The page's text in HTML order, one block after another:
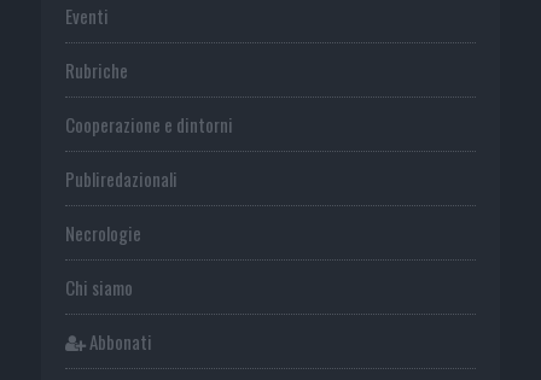
Eventi
Rubriche
Cooperazione e dintorni
Publiredazionali
Necrologie
Chi siamo
Abbonati